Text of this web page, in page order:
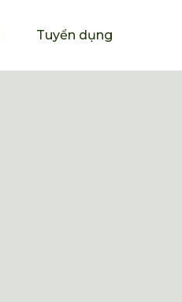
Tuyển dụng